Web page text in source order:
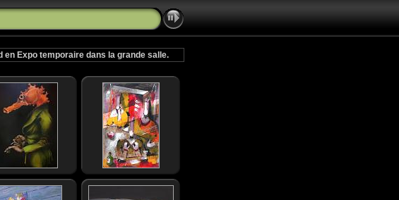
Expo temporaire dans la grande salle.